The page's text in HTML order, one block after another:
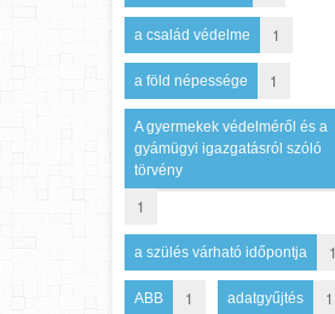
a család védelme 1
a föld népessége 1
A gyermekek védelméről és a
gyámügyi igazgatásról szóló
törvény
1
a szülés várható időpontja 1
ABB 1 adatgyűjtés 1